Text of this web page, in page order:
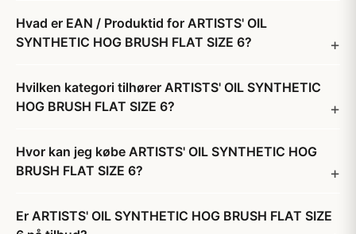
Hvad er EAN / Produktid for ARTISTS' OIL
SYNTHETIC HOG BRUSH FLAT SIZE 6?
Hvilken kategori tilhører ARTISTS' OIL SYNTHETIC
HOG BRUSH FLAT SIZE 6?
Hvor kan jeg købe ARTISTS' OIL SYNTHETIC HOG
BRUSH FLAT SIZE 6?
Er ARTISTS' OIL SYNTHETIC HOG BRUSH FLAT SIZE